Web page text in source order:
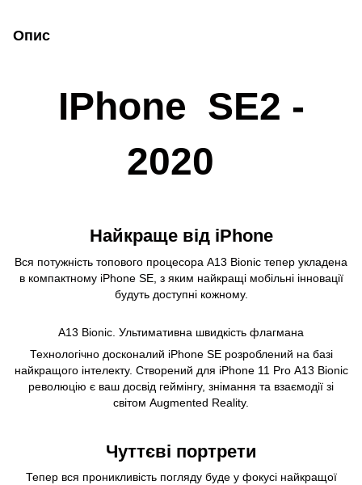
Опис
IPhone SE2 -
2020
Найкраще від iPhone
Вся потужність топового процесора А13 Bionic тепер укладена
в компактному iPhone SE, з яким найкращі мобільні інновації
будуть доступні кожному.
А13 Bionic. Ультимативна швидкість флагмана
Технологічно досконалий iPhone SE розроблений на базі
найкращого інтелекту. Створений для iPhone 11 Pro А13 Bionic
революцію є ваш досвід геймінгу, знімання та взаємодії зі
світом Augmented Reality.
Чуттєві портрети
Тепер вся проникливість погляду буде у фокусі найкращої